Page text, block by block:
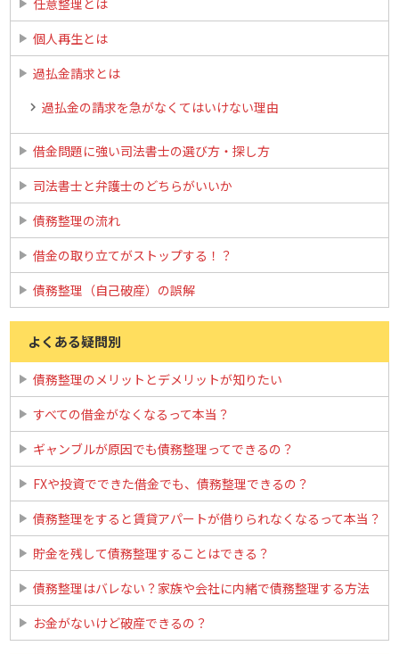
任意整理とは
個人再生とは
過払金請求とは
過払金の請求を急がなくてはいけない理由
借金問題に強い司法書士の選び方・探し方
司法書士と弁護士のどちらがいいか
債務整理の流れ
借金の取り立てがストップする！？
債務整理（自己破産）の誤解
よくある疑問別
債務整理のメリットとデメリットが知りたい
すべての借金がなくなるって本当？
ギャンブルが原因でも債務整理ってできるの？
FXや投資でできた借金でも、債務整理できるの？
債務整理をすると賃貸アパートが借りられなくなるって本当？
貯金を残して債務整理することはできる？
債務整理はバレない？家族や会社に内緒で債務整理する方法
お金がないけど破産できるの？